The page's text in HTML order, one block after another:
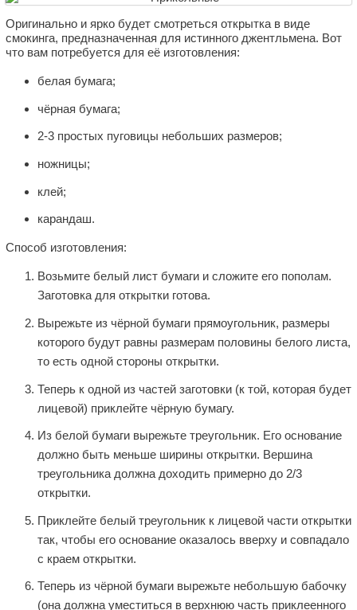
Оригинально и ярко будет смотреться открытка в виде
смокинга, предназначенная для истинного джентльмена. Вот
что вам потребуется для её изготовления:
белая бумага;
чёрная бумага;
2-3 простых пуговицы небольших размеров;
ножницы;
клей;
карандаш.
Способ изготовления:
Возьмите белый лист бумаги и сложите его пополам.
Заготовка для открытки готова.
Вырежьте из чёрной бумаги прямоугольник, размеры
которого будут равны размерам половины белого листа,
то есть одной стороны открытки.
Теперь к одной из частей заготовки (к той, которая будет
лицевой) приклейте чёрную бумагу.
Из белой бумаги вырежьте треугольник. Его основание
должно быть меньше ширины открытки. Вершина
треугольника должна доходить примерно до 2/3
открытки.
Приклейте белый треугольник к лицевой части открытки
так, чтобы его основание оказалось вверху и совпадало
с краем открытки.
Теперь из чёрной бумаги вырежьте небольшую бабочку
(она должна уместиться в верхнюю часть приклеенного